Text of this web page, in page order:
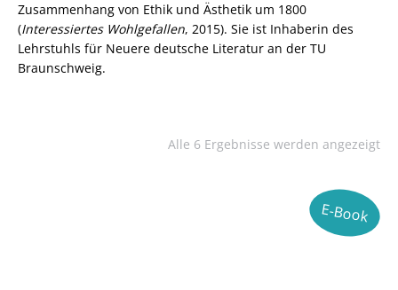
Zusammenhang von Ethik und Ästhetik um 1800
(Interessiertes Wohlgefallen, 2015). Sie ist Inhaberin des
Lehrstuhls für Neuere deutsche Literatur an der TU
Braunschweig.
Alle 6 Ergebnisse werden angezeigt
E-Book